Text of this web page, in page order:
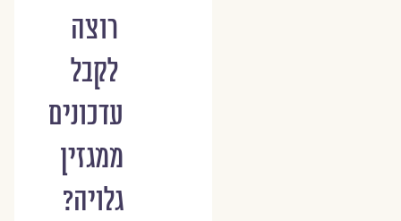
רוצה
לקבל
עדכונים
ממגזין
גלויה?